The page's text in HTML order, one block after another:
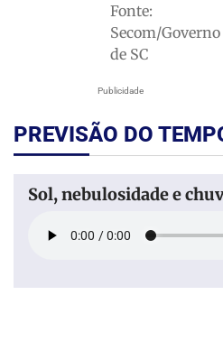
Publicidade
Fonte:
Secom/Governo
de SC
PREVISÃO DO
Sol, nebulosidade e